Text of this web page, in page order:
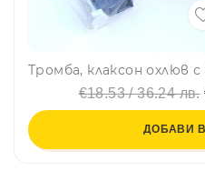
€18.53 / 36.24 лв.
ДОБАВИ